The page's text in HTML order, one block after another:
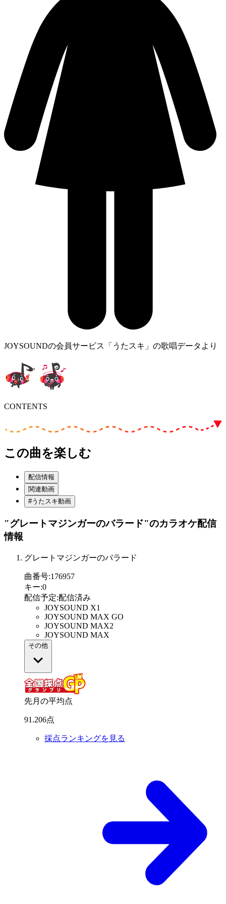
JOYSOUNDの会員サービス「うたスキ」の歌唱データより
CONTENTS
この曲を楽しむ
配信情報
関連動画
#うたスキ動画
"グレートマジンガーのバラード"のカラオケ配信
情報
グレートマジンガーのバラード
曲番号:176957
キー:0
配信予定:配信済み
JOYSOUND X1
JOYSOUND MAX GO
JOYSOUND MAX2
JOYSOUND MAX
その他
先月の平均点
91 .206点
採点ランキングを見る